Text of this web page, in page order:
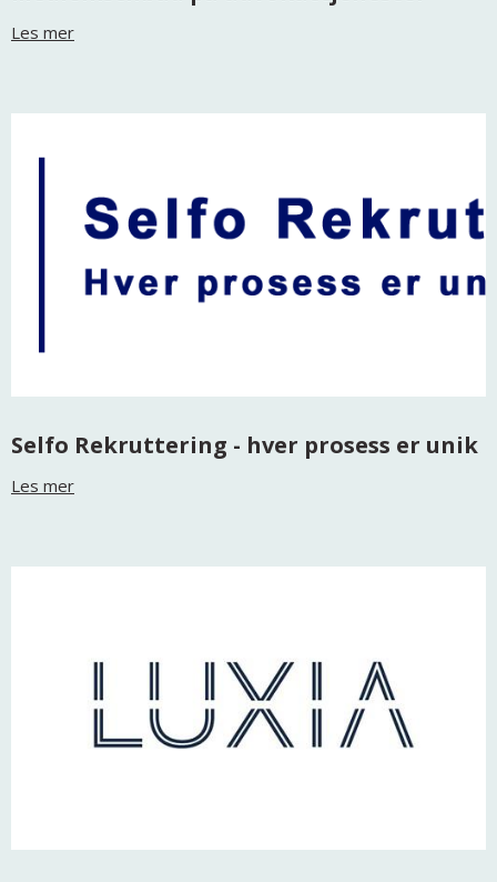
Les mer
Selfo Rekruttering - hver prosess er unik
Les mer